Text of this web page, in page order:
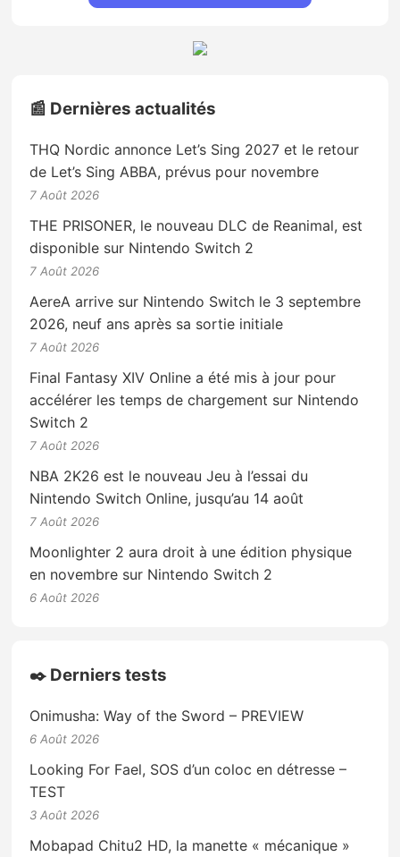
📰 Dernières actualités
THQ Nordic annonce Let’s Sing 2027 et le retour
de Let’s Sing ABBA, prévus pour novembre
7 Août 2026
THE PRISONER, le nouveau DLC de Reanimal, est
disponible sur Nintendo Switch 2
7 Août 2026
AereA arrive sur Nintendo Switch le 3 septembre
2026, neuf ans après sa sortie initiale
7 Août 2026
Final Fantasy XIV Online a été mis à jour pour
accélérer les temps de chargement sur Nintendo
Switch 2
7 Août 2026
NBA 2K26 est le nouveau Jeu à l’essai du
Nintendo Switch Online, jusqu’au 14 août
7 Août 2026
Moonlighter 2 aura droit à une édition physique
en novembre sur Nintendo Switch 2
6 Août 2026
✒️ Derniers tests
Onimusha: Way of the Sword – PREVIEW
6 Août 2026
Looking For Fael, SOS d’un coloc en détresse –
TEST
3 Août 2026
Mobapad Chitu2 HD, la manette « mécanique »